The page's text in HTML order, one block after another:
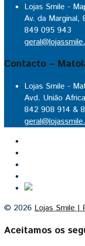
Lojas Smile -
Av. da Marginal,
849 095 943
Contacto –
Lojas Smile -
Avd. União
842 908 914 &
© 2026 Lojas Smile |
Aceitamos os